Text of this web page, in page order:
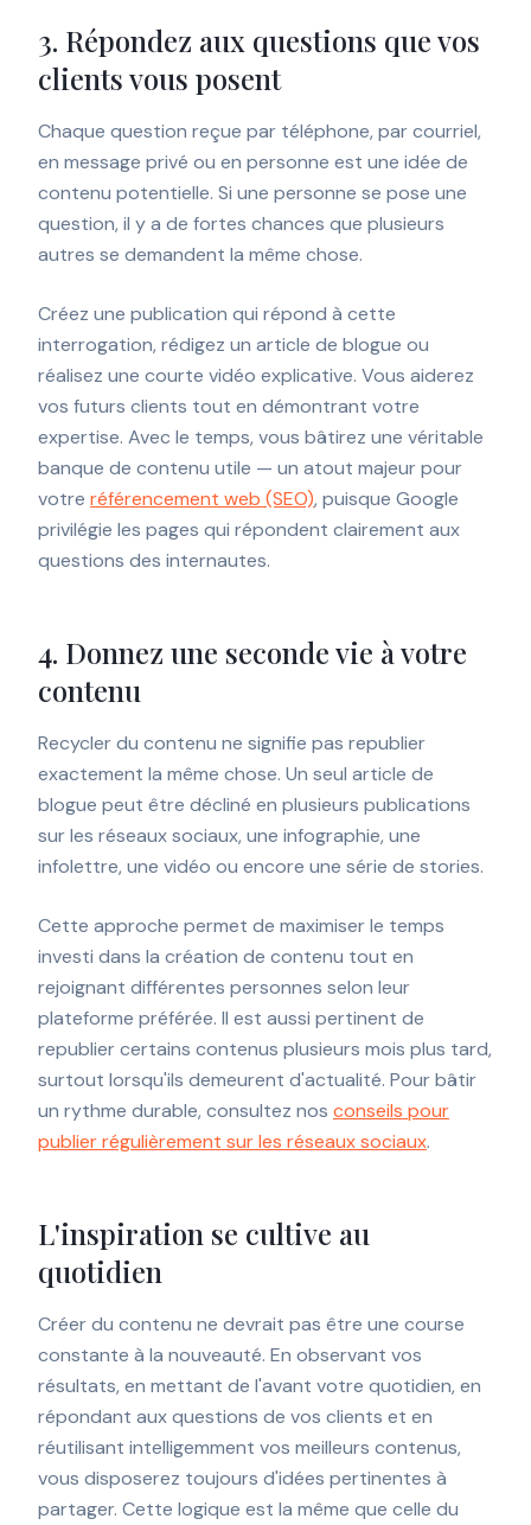
3. Répondez aux questions que vos
clients vous posent
Chaque question reçue par téléphone, par courriel,
en message privé ou en personne est une idée de
contenu potentielle. Si une personne se pose une
question, il y a de fortes chances que plusieurs
autres se demandent la même chose.
Créez une publication qui répond à cette
interrogation, rédigez un article de blogue ou
réalisez une courte vidéo explicative. Vous aiderez
vos futurs clients tout en démontrant votre
expertise. Avec le temps, vous bâtirez une véritable
banque de contenu utile — un atout majeur pour
votre référencement web (SEO), puisque Google
privilégie les pages qui répondent clairement aux
questions des internautes.
4. Donnez une seconde vie à votre
contenu
Recycler du contenu ne signifie pas republier
exactement la même chose. Un seul article de
blogue peut être décliné en plusieurs publications
sur les réseaux sociaux, une infographie, une
infolettre, une vidéo ou encore une série de stories.
Cette approche permet de maximiser le temps
investi dans la création de contenu tout en
rejoignant différentes personnes selon leur
plateforme préférée. Il est aussi pertinent de
republier certains contenus plusieurs mois plus tard,
surtout lorsqu'ils demeurent d'actualité. Pour bâtir
un rythme durable, consultez nos conseils pour
publier régulièrement sur les réseaux sociaux.
L'inspiration se cultive au
quotidien
Créer du contenu ne devrait pas être une course
constante à la nouveauté. En observant vos
résultats, en mettant de l'avant votre quotidien, en
répondant aux questions de vos clients et en
réutilisant intelligemment vos meilleurs contenus,
vous disposerez toujours d'idées pertinentes à
partager. Cette logique est la même que celle du